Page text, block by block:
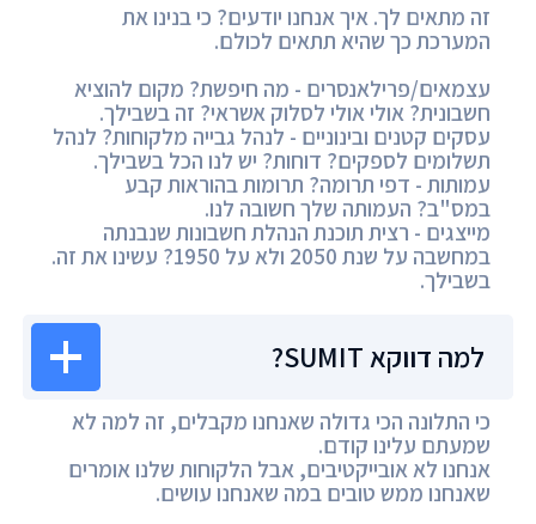
זה מתאים לך. איך אנחנו יודעים? כי בנינו את
המערכת כך שהיא תתאים לכולם.
עצמאים/פרילאנסרים - מה חיפשת? מקום להוציא
חשבונית? אולי אולי לסלוק אשראי? זה בשבילך.
עסקים קטנים ובינוניים - לנהל גבייה מלקוחות? לנהל
תשלומים לספקים? דוחות? יש לנו הכל בשבילך.
עמותות - דפי תרומה? תרומות בהוראות קבע
במס"ב? העמותה שלך חשובה לנו.
מייצגים - רצית תוכנת הנהלת חשבונות שנבנתה
במחשבה על שנת 2050 ולא על 1950? עשינו את זה.
בשבילך.
למה דווקא SUMIT?
כי התלונה הכי גדולה שאנחנו מקבלים, זה למה לא
שמעתם עלינו קודם.
אנחנו לא אובייקטיבים, אבל הלקוחות שלנו אומרים
שאנחנו ממש טובים במה שאנחנו עושים.